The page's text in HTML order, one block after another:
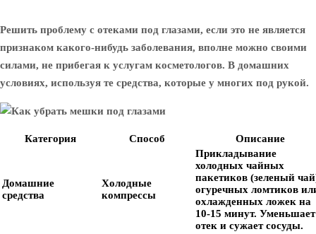
Решить проблему с отеками под глазами, если это не является
признаком какого-нибудь заболевания, вполне можно своими
силами, не прибегая к услугам косметологов. В домашних
условиях, используя те средства, которые у многих под рукой.
Категория Способ Описание
Домашние
средства
Холодные
компрессы
Прикладывание
холодных чайных
пакетиков (зеленый
огуречных ломтиков
охлажденных ложек на
10-15 минут. Уменьшает
отек и сужает сосуды.